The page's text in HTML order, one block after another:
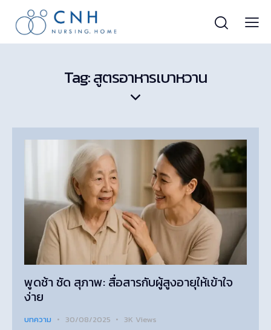
Tag: สูตรอาหารเบาหวาน
พูดช้า ชัด สุภาพ: สื่อสารกับผู้สูงอายุให้เข้าใจ
ง่าย
บทความ 30/08/2025 3K Views